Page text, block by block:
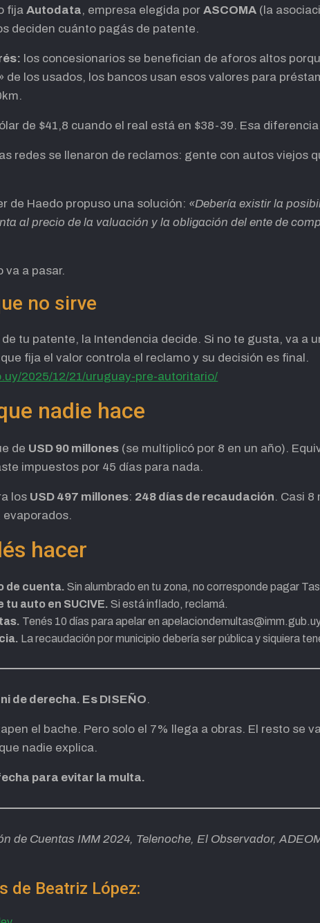
fijaAutodata, empresa elegida porASCOMA (la
deciden cuánto pagás de patente.
los concesionarios se benefician de aforos altos
de los usados, los bancos usan esos valores para
de $41,8 cuando el real está en $38-39. Esa
redes se llenaron de reclamos: gente con autos viejos
de Haedo propuso una solución: «Debería existir la
al precio de la valuación y la obligación del ente de
va a pasar.
no sirve
tu patente, la Intendencia decide. Si no te gusta, va a
que fija el valor controla el reclamo y su decisión es final.
2025/12/21/uruguay-pre-autoritario/
nadie hace
de USD 90 millones (se multiplicó por 8 en un año).
impuestos por 45 días para nada.
los USD 497 millones: 248 días de recaudación. Casi 8
hacer
de cuenta. Sin alumbrado en tu zona, no corresponde pagar
tu auto en SUCIVE. Si está inflado, reclamá.
Tenés 10 días para apelar en
La recaudación por municipio debería ser pública y siquiera
de derecha. Es DISEÑO.
el bache. Pero solo el 7% llega a obras. El resto se
nadie explica.
para evitar la multa.
de Cuentas IMM 2024, Telenoche, El Observador,
de Beatriz López: